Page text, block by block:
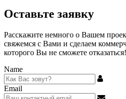
Оставьте заявку
Расскажите немного о Вашем
свяжемся с Вами и сделаем
которого Вы не сможете отказаться!
Name
Email